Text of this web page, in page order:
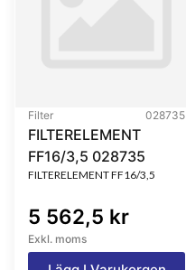
Filter 028735
FILTERELEMENT
FF16/3,5 028735
FILTERELEMENT FF16/3,5
5 562,5 kr
Exkl. moms